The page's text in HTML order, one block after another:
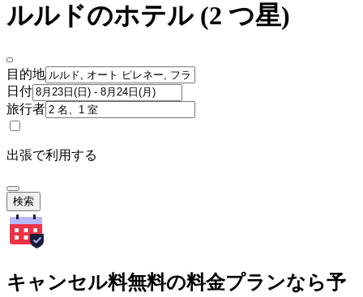
ルルドのホテル (2 つ星)
目的地
日付
旅行者
出張で利用する
検索
キャンセル料無料の料金プランなら予